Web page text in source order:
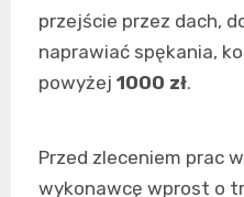
przejście przez dach,
naprawiać spękania,
powyżej 1000 zł.
Przed zleceniem prac
wykonawcę wprost o